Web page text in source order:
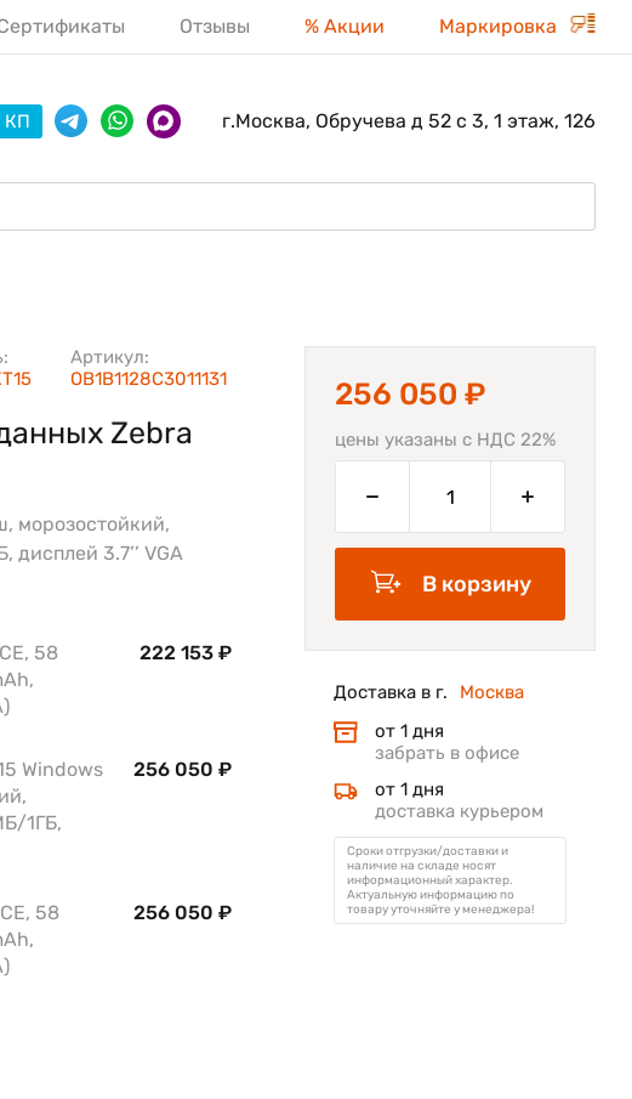
Отзывы % Акции Маркировка
КП г.Москва, Обручева д 52 с 3, 1 этаж, 126
Артикул:
OB1B1128C3011131
Zebra
морозостойкий,
3.7’’ VGA
58
222 153 ₽
Windows
1ГБ,
256 050 ₽
58
256 050 ₽
256 050 ₽
цены указаны с НДС 22%
В корзину
Доставка в г.
Москва
от 1 дня
забрать в офисе
от 1 дня
доставка курьером
Сроки отгрузки/доставки и
наличие на складе носят
информационный характер.
Актуальную информацию по
товару уточняйте у менеджера!